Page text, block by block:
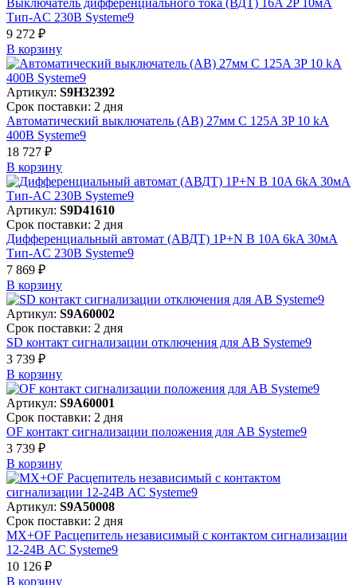
Тип-AC 230В Systeme9
9 272 ₽
В корзинy
Артикул: S9H32392
Срок поставки: 2 дня
Автоматический выключатель (АВ) 27мм C 125A 3P 10 kA
400В Systeme9
18 727 ₽
В корзинy
Артикул: S9D41610
Срок поставки: 2 дня
Дифференциальный автомат (АВДТ) 1P+N B 10A 6kA 30мА
Тип-AC 230В Systeme9
7 869 ₽
В корзинy
Артикул: S9A60002
Срок поставки: 2 дня
SD контакт сигнализации отключения для АВ Systeme9
3 739 ₽
В корзинy
Артикул: S9A60001
Срок поставки: 2 дня
OF контакт сигнализации положения для АВ Systeme9
3 739 ₽
В корзинy
Артикул: S9A50008
Срок поставки: 2 дня
MX+OF Расцепитель независимый с контактом сигнализации
12-24В AC Systeme9
10 126 ₽
В корзинy